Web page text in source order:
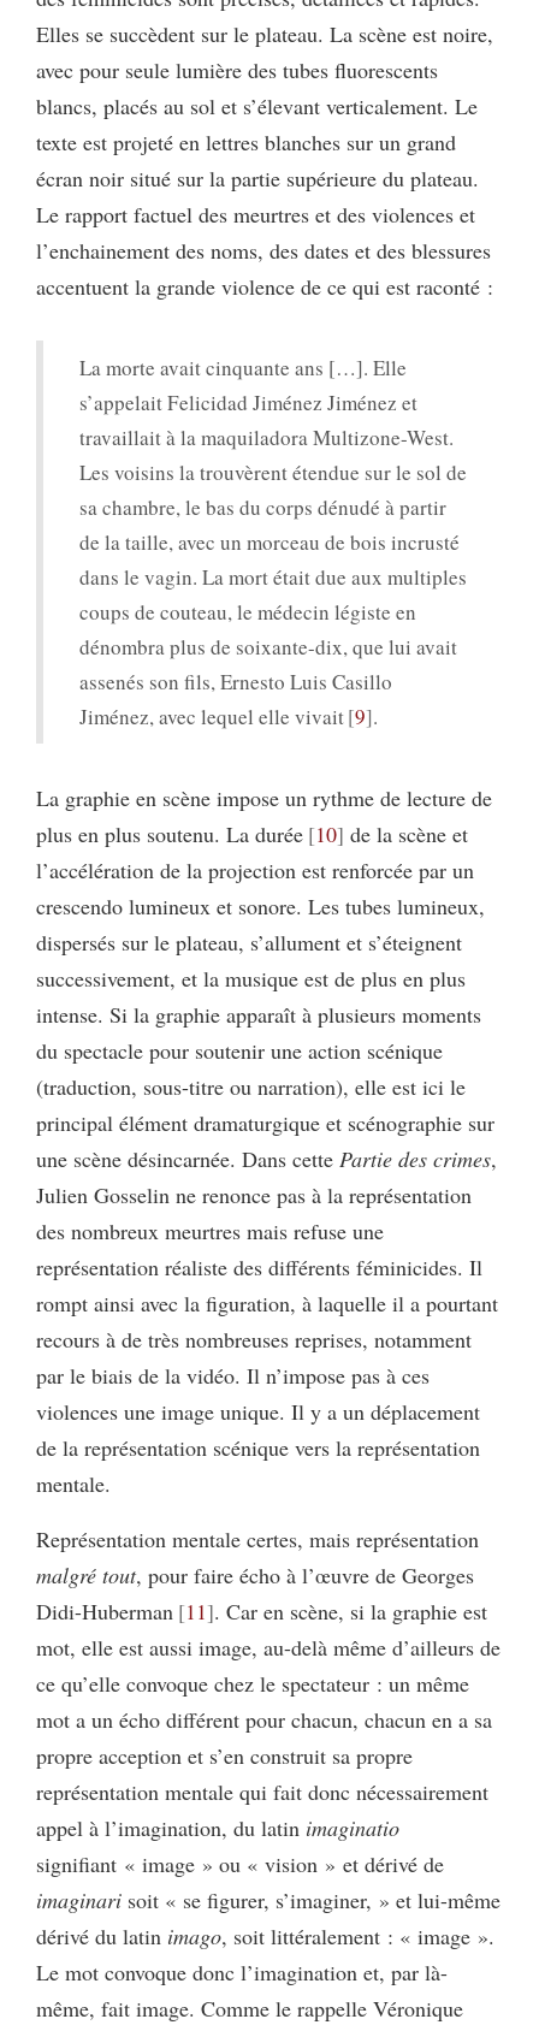
Elles se succèdent sur le plateau. La scène est noire,
avec pour seule lumière des tubes fluorescents
blancs, placés au sol et s’élevant verticalement. Le
texte est projeté en lettres blanches sur un grand
écran noir situé sur la partie supérieure du plateau.
Le rapport factuel des meurtres et des violences et
l’enchainement des noms, des dates et des blessures
accentuent la grande violence de ce qui est raconté :
La morte avait cinquante ans […]. Elle
s’appelait Felicidad Jiménez Jiménez et
travaillait à la maquiladora Multizone-West.
Les voisins la trouvèrent étendue sur le sol de
sa chambre, le bas du corps dénudé à partir
de la taille, avec un morceau de bois incrusté
dans le vagin. La mort était due aux multiples
coups de couteau, le médecin légiste en
dénombra plus de soixante-dix, que lui avait
assenés son fils, Ernesto Luis Casillo
Jiménez, avec lequel elle vivait 9 .
La graphie en scène impose un rythme de lecture de
plus en plus soutenu. La durée 10 de la scène et
l’accélération de la projection est renforcée par un
crescendo lumineux et sonore. Les tubes lumineux,
dispersés sur le plateau, s’allument et s’éteignent
successivement, et la musique est de plus en plus
intense. Si la graphie apparaît à plusieurs moments
du spectacle pour soutenir une action scénique
(traduction, sous-titre ou narration), elle est ici le
principal élément dramaturgique et scénographie sur
une scène désincarnée. Dans cette Partie des crimes,
Julien Gosselin ne renonce pas à la représentation
des nombreux meurtres mais refuse une
représentation réaliste des différents féminicides. Il
rompt ainsi avec la figuration, à laquelle il a pourtant
recours à de très nombreuses reprises, notamment
par le biais de la vidéo. Il n’impose pas à ces
violences une image unique. Il y a un déplacement
de la représentation scénique vers la représentation
mentale.
Représentation mentale certes, mais représentation
malgré tout, pour faire écho à l’œuvre de Georges
Didi-Huberman 11 . Car en scène, si la graphie est
mot, elle est aussi image, au-delà même d’ailleurs de
ce qu’elle convoque chez le spectateur : un même
mot a un écho différent pour chacun, chacun en a sa
propre acception et s’en construit sa propre
représentation mentale qui fait donc nécessairement
appel à l’imagination, du latin imaginatio
signifiant « image » ou « vision » et dérivé de
imaginari soit « se figurer, s’imaginer, » et lui-même
dérivé du latin imago, soit littéralement : « image ».
Le mot convoque donc l’imagination et, par là-
même, fait image. Comme le rappelle Véronique